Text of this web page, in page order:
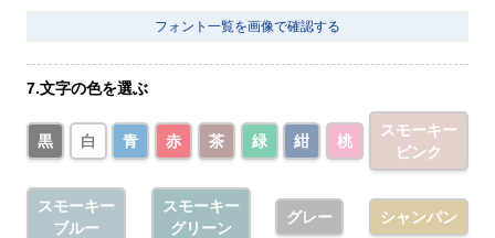
フォント一覧を画像で確認する
7.文字の色を選ぶ
黒 白 青 赤 茶 緑 紺 桃
スモーキー
ピンク
スモーキー
ブルー
スモーキー
グリーン
グレー シャンパン